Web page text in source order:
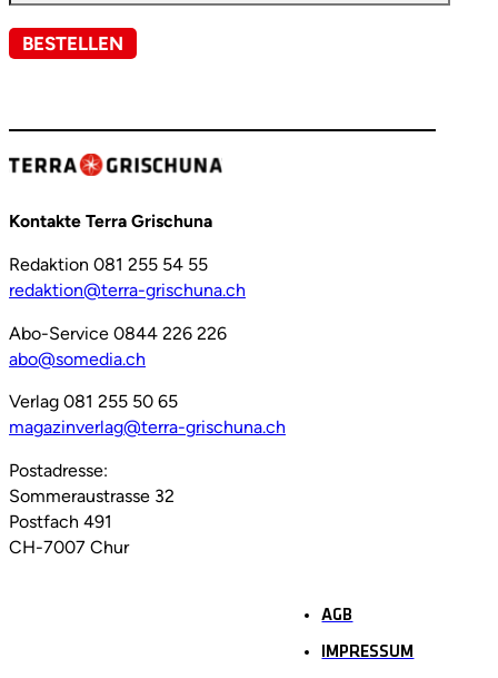
BESTELLEN
Kontakte Terra Grischuna
Redaktion 081 255 54 55
redaktion@terra-grischuna.ch
Abo-Service 0844 226 226
abo@somedia.ch
Verlag 081 255 50 65
magazinverlag@terra-grischuna.ch
Postadresse:
Sommeraustrasse 32
Postfach 491
CH-7007 Chur
AGB
IMPRESSUM